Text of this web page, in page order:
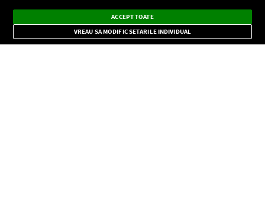
CONFIDENŢIALITATE
Dark
Mode
Radio live, podcasturi, știri și alerte
importante.
×
ACCEPT TOATE
VREAU SA MODIFIC SETARILE INDIVIDUAL